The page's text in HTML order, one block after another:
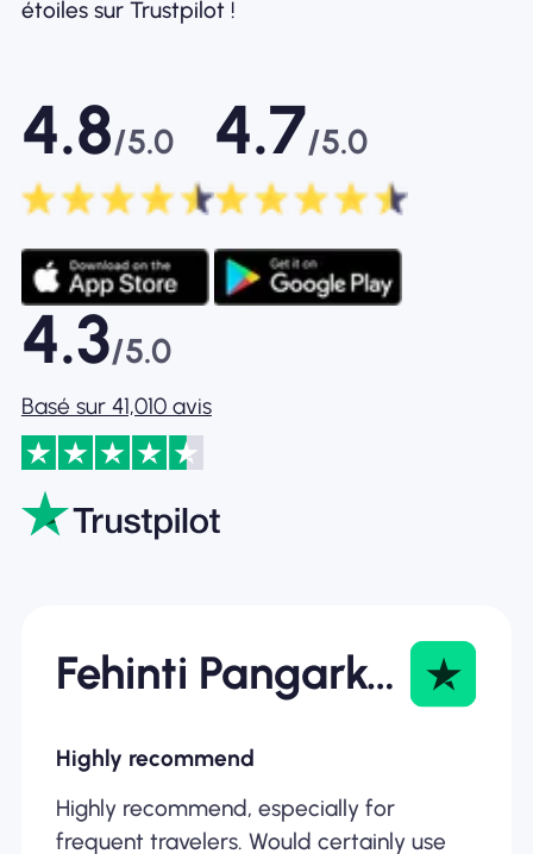
étoiles sur Trustpilot !
4.8/5.0 4.7/5.0
4.3/5.0
Basé sur 41,010 avis
Fehinti Pangarkar
Highly recommend
Highly recommend, especially for
frequent travelers. Would certainly use